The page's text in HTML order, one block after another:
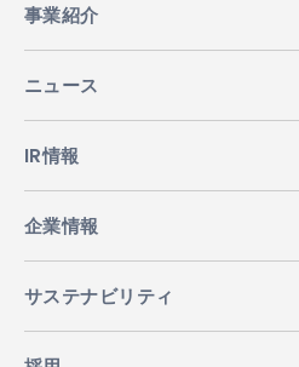
事業紹介
ニュース
IR情報
企業情報
サステナビリティ